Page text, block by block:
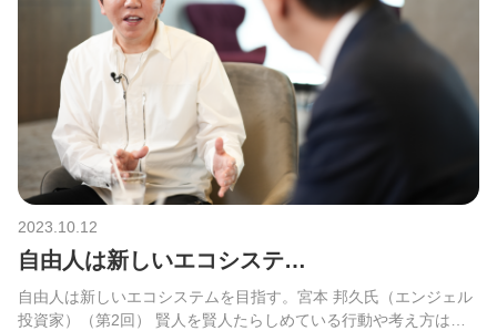
2023.10.12
自由人は新しいエコシステ…
自由人は新しいエコシステムを目指す。宮本 邦久氏（エンジェル
投資家）（第2回） 賢人を賢人たらしめている行動や考え方は。